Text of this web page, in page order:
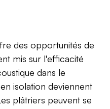
des opportunités de
mis sur l'efficacité
dans le
isolation deviennent
plâtriers peuvent se